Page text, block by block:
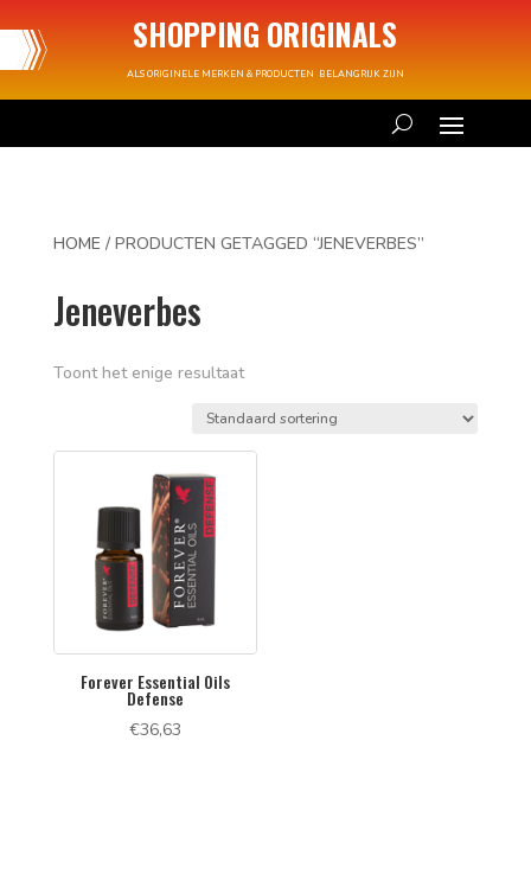
SHOPPING ORIGINALS
ALS ORIGINELE MERKEN & PRODUCTEN BELANGRIJK ZIJN
HOME / PRODUCTEN GETAGGED “JENEVERBES”
Jeneverbes
Toont het enige resultaat
Forever Essential Oils
Defense
€36,63